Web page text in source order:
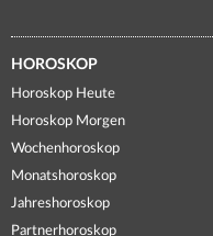
HOROSKOP
Horoskop Heute
Horoskop Morgen
Wochenhoroskop
Monatshoroskop
Jahreshoroskop
Partnerhoroskop